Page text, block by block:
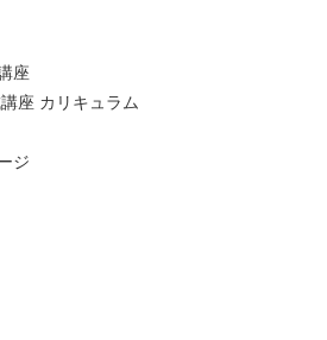
座
座 カリキュラム
ジ